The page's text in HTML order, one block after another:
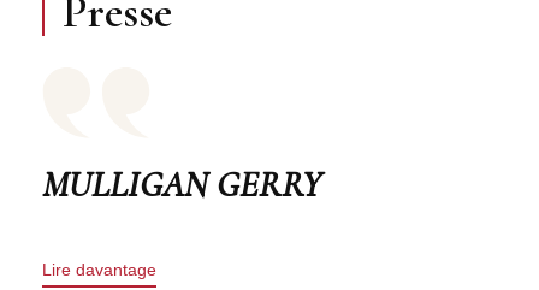
Presse
MULLIGAN GERRY
Lire davantage